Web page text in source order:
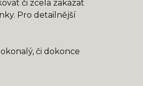
či zcela zakázat
Pro detailnější
či dokonce